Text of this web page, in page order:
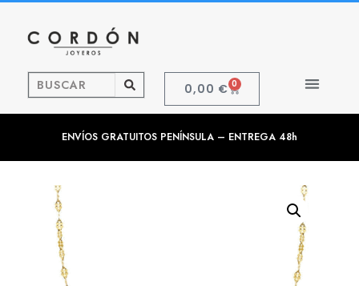
0,00 € 0
ENVÍOS GRATUITOS PENÍNSULA – ENTREGA 48h